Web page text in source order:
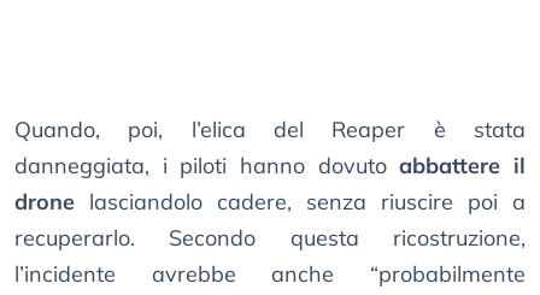
Quando, poi, l’elica del Reaper è stata
danneggiata, i piloti hanno dovutoabbattere il
drone lasciandolo cadere, senza riuscire poi a
recuperarlo. Secondo questa ricostruzione,
l’incidente avrebbe anche “probabilmente